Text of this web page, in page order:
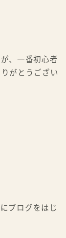
、一番初心者
がとうござい
ブログをはじ